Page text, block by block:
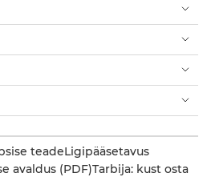
teadeLigipääsetavus
avaldus (PDF)Tarbija: kust osta